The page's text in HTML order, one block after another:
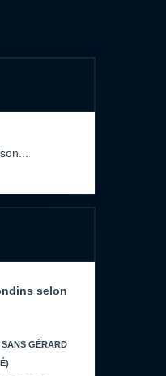
selon
GÉRARD